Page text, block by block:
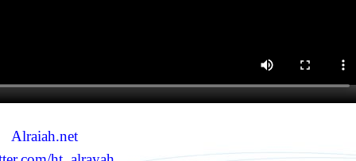
Alraiah.net